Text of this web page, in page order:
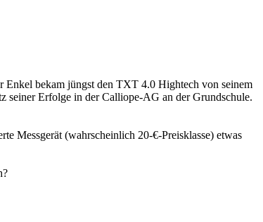
Enkel bekam jüngst den TXT 4.0 Hightech von seinem
seiner Erfolge in der Calliope-AG an der Grundschule.
Messgerät (wahrscheinlich 20-€-Preisklasse) etwas